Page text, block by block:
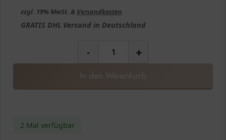
zzgl. 19% MwSt. & Versandkosten
GRATIS DHL Versand in Deutschland
- +
In den Warenkorb
2 Mal verfügbar